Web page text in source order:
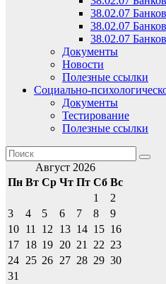
38.02.07
38.02.07
38.02.07
Документы
Новости
Полезные ссылки
Социально-
Документы
Тестирование
Полезные ссылки
Август 2026
Пн Вт Ср Чт Пт Сб Вс
1
2
3
4 5 6 7 8
9
10 11 12 13 14 15 16
17 18 19 20 21 22 23
24 25 26 27 28 29 30
31